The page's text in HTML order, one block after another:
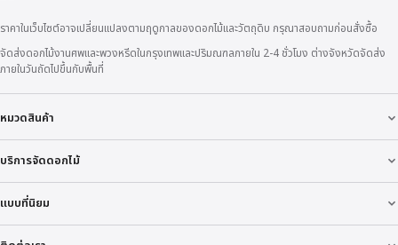
ราคาในเว็บไซต์อาจเปลี่ยนแปลงตามฤดูกาลของดอกไม้และวัตถุดิบ กรุณาสอบถามก่อนสั่งซื้อ
จัดส่งดอกไม้งานศพและพวงหรีดในกรุงเทพและปริมณฑลภายใน 2-4 ชั่วโมง ต่างจังหวัดจัดส่ง
ภายในวันถัดไปขึ้นกับพื้นที่
หมวดสินค้า
บริการจัดดอกไม้
แบบที่นิยม